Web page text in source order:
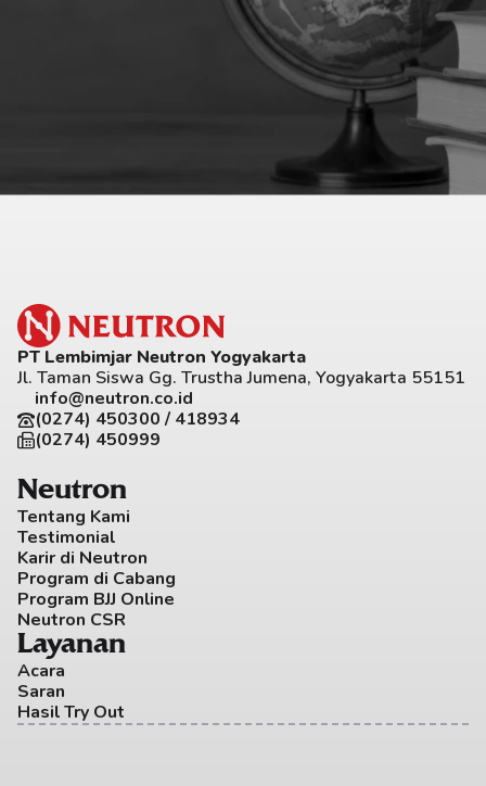
PT Lembimjar Neutron Yogyakarta
Jl. Taman Siswa Gg. Trustha Jumena, Yogyakarta 55151
info@neutron.co.id
(0274) 450300 / 418934
(0274) 450999
Neutron
Tentang Kami
Testimonial
Karir di Neutron
Program di Cabang
Program BJJ Online
Neutron CSR
Layanan
Acara
Saran
Hasil Try Out